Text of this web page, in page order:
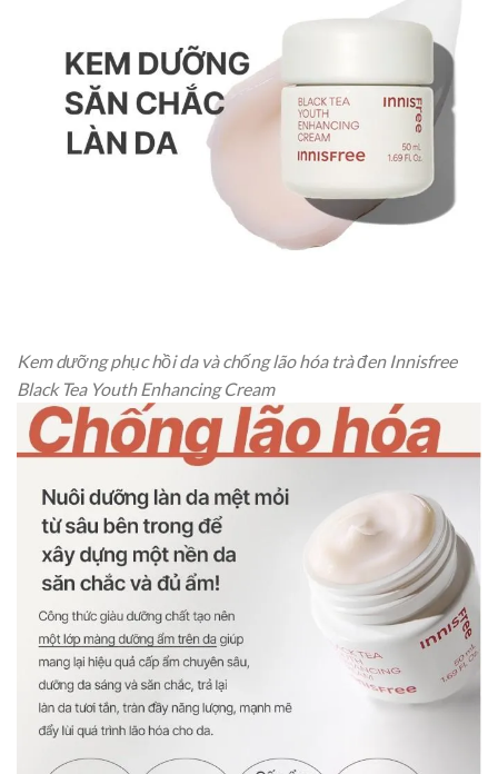
Kem dưỡng phục hồi da và chống lão hóa trà đen Innisfree
Black Tea Youth Enhancing Cream